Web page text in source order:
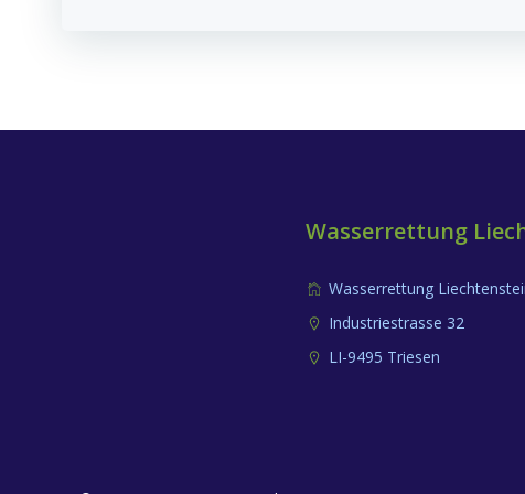
Wasserrettung
Wasserrettung
Industriestrasse 32
LI-9495 Triesen